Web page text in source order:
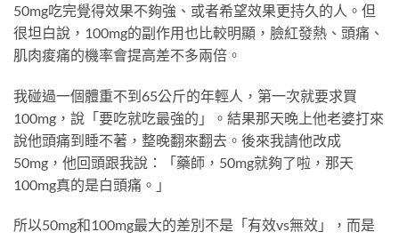
50mg吃完覺得效果不夠強、或者希望效果更持久的人。但
很坦白說，100mg的副作用也比較明顯，臉紅發熱、頭痛、
肌肉痠痛的機率會提高差不多兩倍。
我碰過一個體重不到65公斤的年輕人，第一次就要求買
100mg，說「要吃就吃最強的」。結果那天晚上他老婆打來
說他頭痛到睡不著，整晚翻來翻去。後來我請他改成
50mg，他回頭跟我說：「藥師，50mg就夠了啦，那天
100mg真的是白頭痛。」
所以50mg和100mg最大的差別不是「有效vs無效」，而是